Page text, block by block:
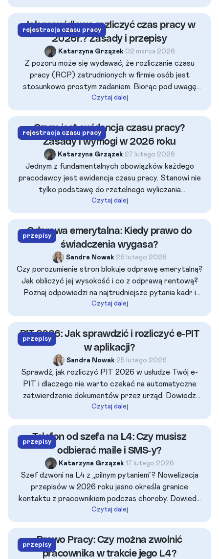
r.), jakich rygorystycznych limitów czasu pracy
wymaga Inspekcja Pracy i jak w pełni legalnie
pozyskać nawet 10 000 zł dofinansowania za
wykształcenie ucznia.
rejestracja czasu pracy
Jak prawidłowo rozliczyć czas pracy w
2026r.? Zasady i przepisy
Katarzyna Grzązek•02 marca 2026
Z pozoru może się wydawać, że rozliczanie czasu
pracy (RCP) zatrudnionych w firmie osób jest
stosunkowo prostym zadaniem. Biorąc pod uwagę
całą dokumentację pracowniczą, to właśnie w kwestii
powyższej ewidencji pracodawcy popełniają najwięcej
błędów. Sprawdź już teraz, jak rozliczyć swoich
pracowników z przepracowanych godzin.
Czytaj dalej
rejestracja czasu pracy
Czym jest ewidencja czasu pracy?
Zasady i wymogi w 2026 roku
Katarzyna Grzązek•27 lutego 2026
Jednym z fundamentalnych obowiązków każdego
pracodawcy jest ewidencja czasu pracy. Stanowi nie
tylko podstawę do rzetelnego wyliczania
wynagrodzeń, ale jest również kluczowym elementem
podlegającym kontroli PIP. Dowiedz się jakie są
najnowsze zasady prowadzenia prawidłowej ewidencji
czasu pracy.
Czytaj dalej
przepisy
Odprawa emerytalna: Kiedy prawo do
świadczenia wygasa?
Sandra Nowak•26 lutego 2026
Czy porozumienie stron blokuje odprawę emerytalną?
Jak obliczyć jej wysokość i co z odprawą rentową?
Poznaj odpowiedzi na najtrudniejsze pytania kadr i
HR.
Czytaj dalej
przepisy
PIT 2026: Jak sprawdzić i rozliczyć e-PIT
w aplikacji?
Sandra Nowak•25 lutego 2026
Sprawdź, jak rozliczyć PIT 2026 w usłudze Twój e-
PIT i dlaczego nie warto czekać na automatyczne
zatwierdzenie dokumentów przez urząd. Dowiedz
się, jak samodzielnie dodać ulgi i uniknąć dopłat przy
pracy u kilku pracodawców, by cieszyć się szybszym
zwrotem podatku.
Czytaj dalej
przepisy
Telefon od szefa na L4: Czy musisz
odbierać maile i SMS-y?
Katarzyna Grzązek•17 lutego 2026
Szef dzwoni na L4 z „pilnym pytaniem”? Nowelizacja
przepisów w 2026 roku jasno określa granice
kontaktu z pracownikiem podczas choroby. Dowiedz
się, kiedy możesz zignorować telefon, co grozi za
pracę na zwolnieniu i jak automatyzacja z PUE ZUS
pomaga zachować spokój obu stronom.
Czytaj dalej
przepisyPrawo Pracy: Czy można zwolnić
pracownika w trakcie jego L4?